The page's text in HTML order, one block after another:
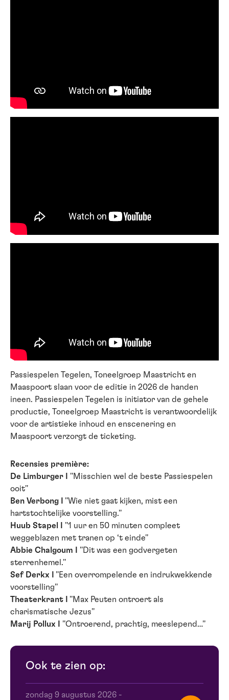
Passiespelen Tegelen, Toneelgroep Maastricht en
Maaspoort slaan voor de editie in 2026 de handen
ineen. Passiespelen Tegelen is initiator van de gehele
productie, Toneelgroep Maastricht is verantwoordelijk
voor de artistieke inhoud en enscenering en
Maaspoort verzorgt de ticketing.
Recensies première:
De Limburger I ''Misschien wel de beste Passiespelen
ooit''
Ben Verbong I
''Wie niet gaat kijken, mist een
hartstochtelijke voorstelling.''
Huub Stapel I ''1 uur en 50 minuten compleet
weggeblazen met tranen op ‘t einde''
Abbie Chalgoum I ''Dit was een godvergeten
sterrenhemel.''
Sef Derkx I
''Een overrompelende en indrukwekkende
voorstelling''
Theaterkrant I
''Max Peuten ontroert als
charismatische Jezus''
Marij Pollux I ''Ontroerend, prachtig, meeslepend…''
Ook te zien op:
zondag 9 augustus 2026 -